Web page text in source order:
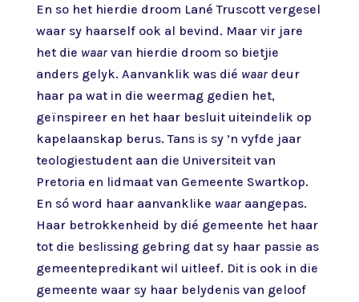
En so het hierdie droom Lané Truscott vergesel
waar sy haarself ook al bevind. Maar vir jare
het die waar van hierdie droom so bietjie
anders gelyk. Aanvanklik was dié waardeur
haar pa wat in die weermag gedien het,
geïnspireer en het haar besluit uiteindelik op
kapelaanskap berus. Tans is sy ’n vyfde jaar
teologiestudent aan die Universiteit van
Pretoria en lidmaat van Gemeente Swartkop.
En só word haar aanvanklike waaraangepas.
Haar betrokkenheid by dié gemeente het haar
tot die beslissing gebring dat sy haar passie as
gemeentepredikant wil uitleef. Dit is ook in die
gemeente waar sy haar belydenis van geloof